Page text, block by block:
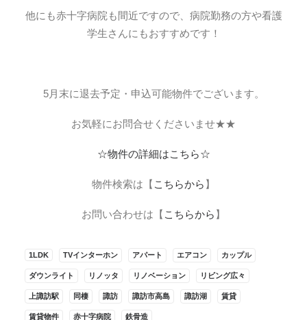
他にも赤十字病院も間近ですので、病院勤務の方や看護
学生さんにもおすすめです！
5月末に退去予定・申込可能物件でございます。
お気軽にお問合せくださいませ★★
☆物件の詳細はこちら☆
物件検索は【 こちらから 】
お問い合わせは【 こちらから 】
1LDK TVインターホン アパート エアコン カップル
ダウンライト リノッタ リノベーション リビング広々
上諏訪駅 同棲 諏訪 諏訪市高島 諏訪湖 賃貸
賃貸物件 赤十字病院 鉄骨造